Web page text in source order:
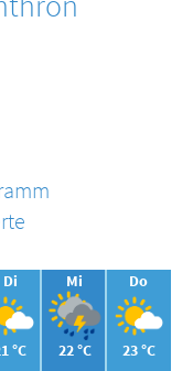
Di
°C
Mi
22 °C
Do
23 °C